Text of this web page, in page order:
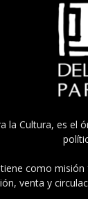
la Cultura, es el
como
venta y